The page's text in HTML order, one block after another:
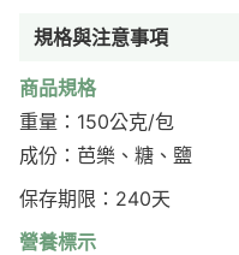
規格與注意事項
商品規格
重量：150公克/包
成份：芭樂、糖、鹽
保存期限：240天
營養標示